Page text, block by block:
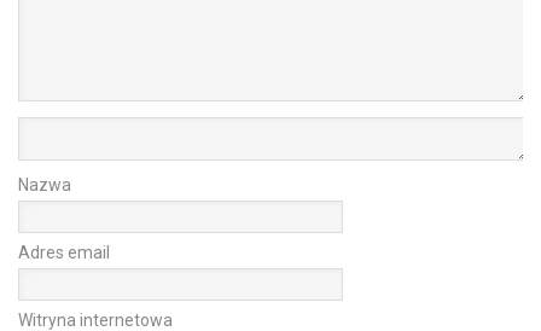
Nazwa
Adres email
Witryna internetowa